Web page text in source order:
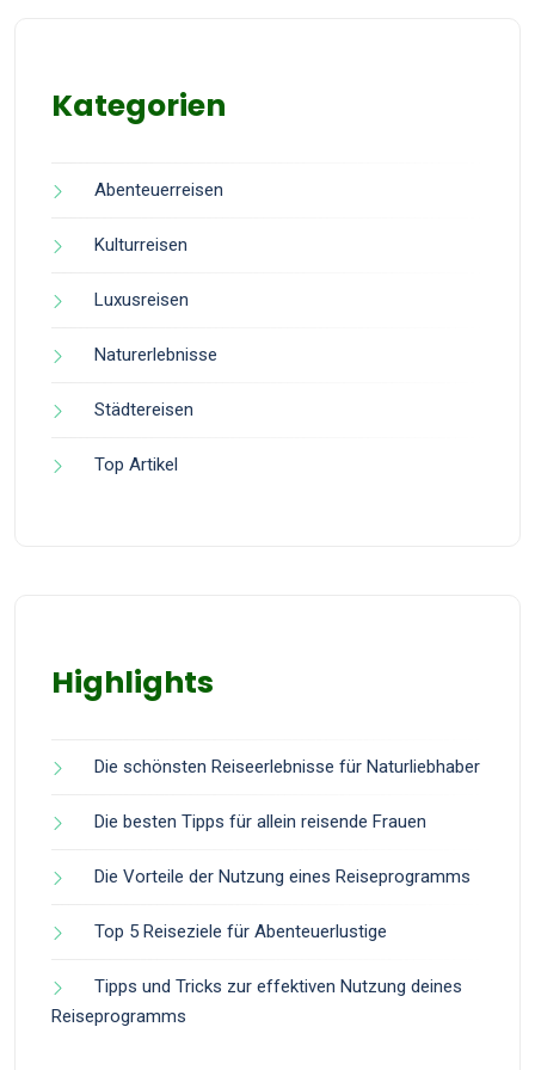
Kategorien
Abenteuerreisen
Kulturreisen
Luxusreisen
Naturerlebnisse
Städtereisen
Top Artikel
Highlights
Die schönsten Reiseerlebnisse für Naturliebhaber
Die besten Tipps für allein reisende Frauen
Die Vorteile der Nutzung eines Reiseprogramms
Top 5 Reiseziele für Abenteuerlustige
Tipps und Tricks zur effektiven Nutzung deines
Reiseprogramms